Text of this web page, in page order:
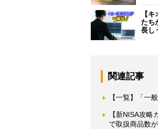
【
たち
長し
関連記事
【一覧】「一
【新NISA攻
で取扱商品数